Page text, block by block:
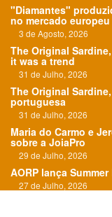
"Diamantes"
no mercado europeu
3 de Agosto, 2026
The Original
it was a trend
31 de Julho, 2026
The Original
portuguesa
31 de Julho, 2026
Maria do Carmo e
sobre a JoiaPro
29 de Julho, 2026
AORP lança
27 de Julho, 2026